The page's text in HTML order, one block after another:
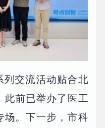
列交流活动贴合北
此前已举办了医工
场。下一步，市科